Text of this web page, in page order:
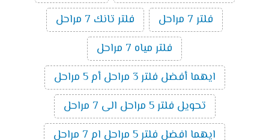
فلتر 7 مراحل
فلتر تانك 7 مراحل
فلتر مياه 7 مراحل
ايهما أفضل فلتر 3 مراحل أم 5 مراحل
تحويل فلتر 5 مراحل الى 7 مراحل
ايهما افضل فلتر 5 مراحل ام 7 مراحل